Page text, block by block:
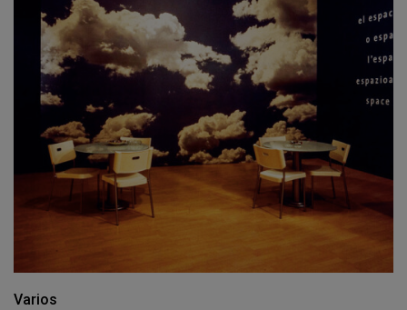
Varios